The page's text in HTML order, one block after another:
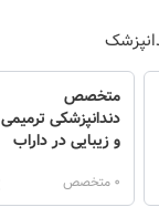
متخصص
دندانپزشکی ترمیمی
و زیبایی در داراب
0 متخصص